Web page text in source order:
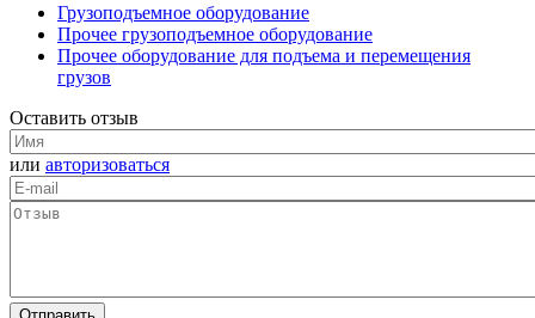
Грузоподъемное оборудование
Прочее грузоподъемное оборудование
Прочее оборудование для подъема и перемещения
грузов
Оставить отзыв
или авторизоваться